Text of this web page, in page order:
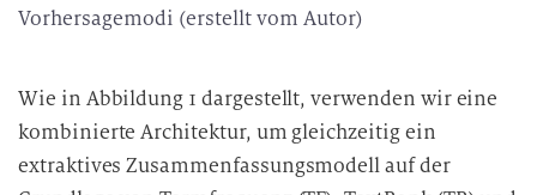
e
e
r
a
Vorhersagemodi (erstellt vom Autor)
Wie in Abbildung 1 dargestellt, verwenden wir eine
kombinierte Architektur, um gleichzeitig ein
extraktives Zusammenfassungsmodell auf der